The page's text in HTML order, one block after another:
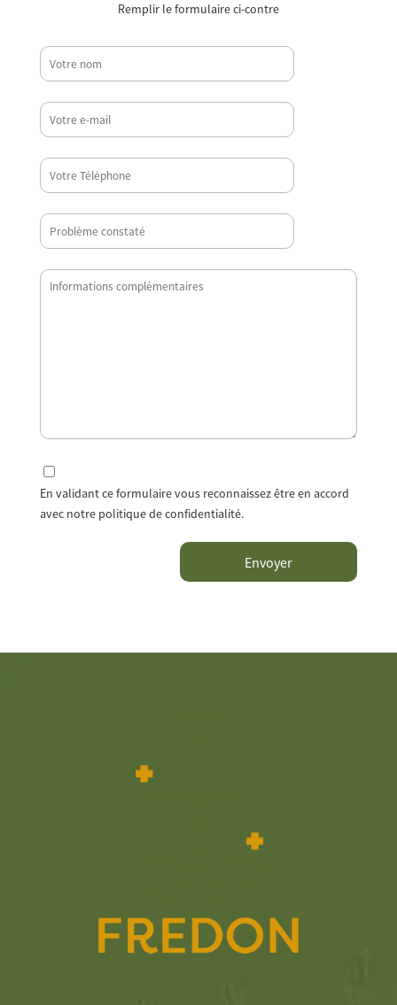
Remplir le formulaire ci-contre
En validant ce formulaire vous reconnaissez être en accord
avec notre politique de confidentialité.